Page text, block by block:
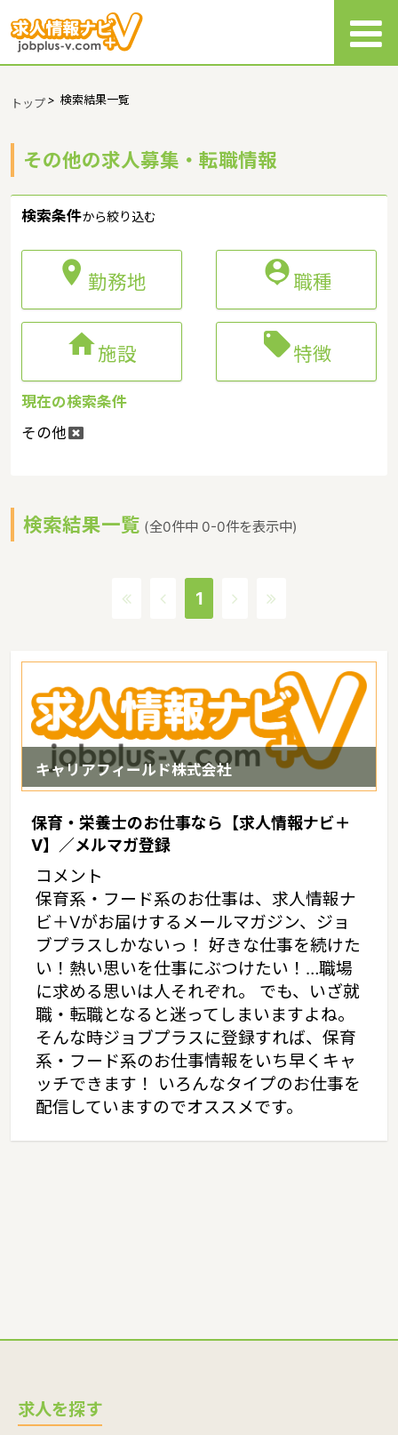
トップ> 検索結果一覧
その他の求人募集・転職情報
検索条件から絞り込む
 勤務地 職種
施設 特徴
現在の検索条件
その他
検索結果一覧 (全0件中 0-0件を表示中)
1
キャリアフィールド株式会社
保育・栄養士のお仕事なら【求人情報ナビ＋
V】／メルマガ登録
コメント
保育系・フード系のお仕事は、求人情報ナ
ビ＋Vがお届けするメールマガジン、ジョ
ブプラスしかないっ！ 好きな仕事を続けた
い！熱い思いを仕事にぶつけたい！…職場
に求める思いは人それぞれ。 でも、いざ就
職・転職となると迷ってしまいますよね。
そんな時ジョブプラスに登録すれば、保育
系・フード系のお仕事情報をいち早くキャ
ッチできます！ いろんなタイプのお仕事を
配信していますのでオススメです。
求人を探す